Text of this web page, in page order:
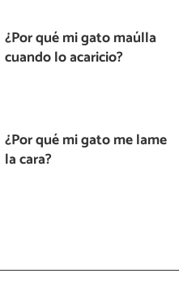
¿Por qué mi gato maúlla
cuando lo acaricio?
¿Por qué mi gato me lame
la cara?